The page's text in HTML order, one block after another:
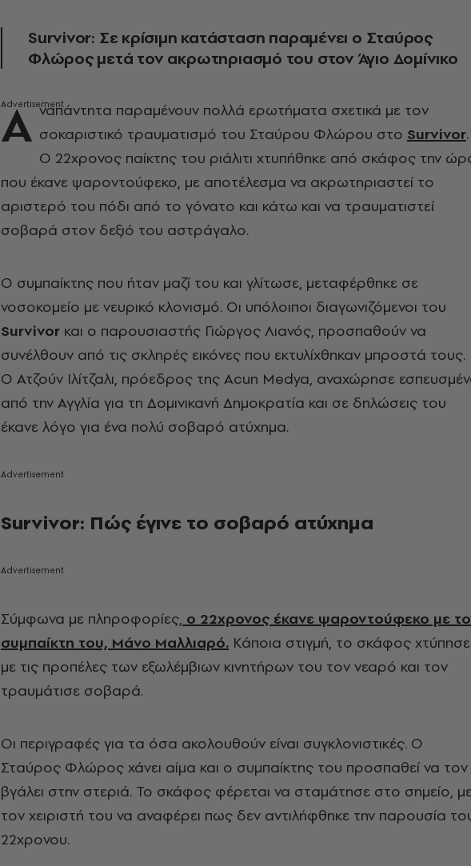
Survivor: Σε κρίσιμη κατάσταση παραμένει ο Σταύρος
Φλώρος μετά τον ακρωτηριασμό του στον Άγιο Δομίνικο
Α ναπάντητα παραμένουν πολλά ερωτήματα σχετικά με τον
σοκαριστικό τραυματισμό του Σταύρου Φλώρου στο Survivor.
Ο 22χρονος παίκτης του ριάλιτι χτυπήθηκε από σκάφος την
που έκανε ψαροντούφεκο, με αποτέλεσμα να ακρωτηριαστεί το
αριστερό του πόδι από το γόνατο και κάτω και να τραυματιστεί
σοβαρά στον δεξιό του αστράγαλο.
Ο συμπαίκτης που ήταν μαζί του και γλίτωσε, μεταφέρθηκε σε
νοσοκομείο με νευρικό κλονισμό. Οι υπόλοιποι διαγωνιζόμενοι του
Survivor και o παρουσιαστής Γιώργος Λιανός, προσπαθούν να
συνέλθουν από τις σκληρές εικόνες που εκτυλίχθηκαν μπροστά τους.
Ο Ατζούν Ιλίτζαλι, πρόεδρος της Acun Medya, αναχώρησε
από την Αγγλία για τη Δομινικανή Δημοκρατία και σε δηλώσεις του
έκανε λόγο για ένα πολύ σοβαρό ατύχημα.
Survivor: Πώς έγινε το σοβαρό ατύχημα
Σύμφωνα με πληροφορίες, ο 22χρονος έκανε ψαροντούφεκο με
συμπαίκτη του, Μάνο Μαλλιαρό. Κάποια στιγμή, το σκάφος χτύπησε
με τις προπέλες των εξωλέμβιων κινητήρων του τον νεαρό και τον
τραυμάτισε σοβαρά.
Οι περιγραφές για τα όσα ακολουθούν είναι συγκλονιστικές. Ο
Σταύρος Φλώρος χάνει αίμα και ο συμπαίκτης του προσπαθεί να τον
βγάλει στην στεριά. Το σκάφος φέρεται να σταμάτησε στο σημείο,
τον χειριστή του να αναφέρει πως δεν αντιλήφθηκε την παρουσία
22χρονου.